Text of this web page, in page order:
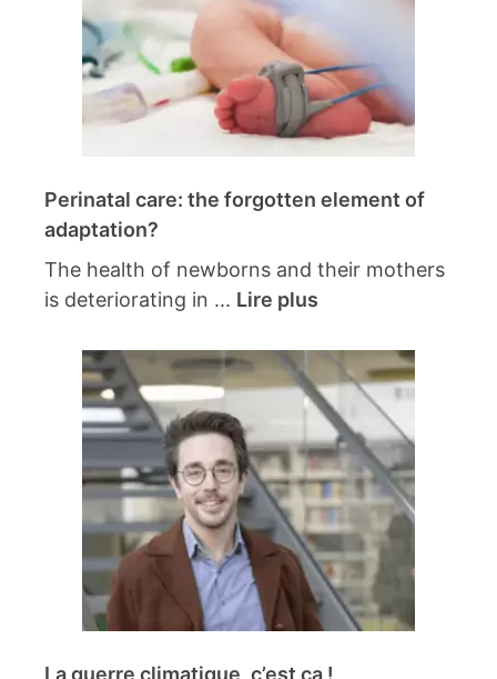
Perinatal care: the forgotten element of
adaptation?
The health of newborns and their mothers
is deteriorating in ... Lire plus
La guerre climatique, c’est ça !